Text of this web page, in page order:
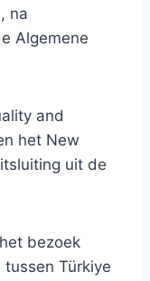
na
Algemene
and
het New
uit de
bezoek
Türkiye